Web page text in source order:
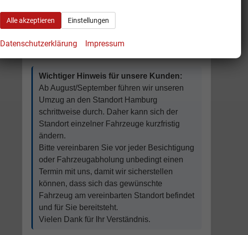
Wichtiger Hinweis für unsere Kunden:
Ab August/September führen wir unseren
Umzug an den Standort Hamburg
schrittweise durch. Daher kann sich der
Standort einzelner Fahrzeuge kurzfristig
ändern.
Bitte vereinbaren Sie vor jeder Besichtigung
oder Fahrzeugabholung unbedingt einen
Termin mit uns, damit wir sicherstellen
können, dass sich das gewünschte
Fahrzeug am vereinbarten Standort befindet
und für Sie bereitsteht.
Vielen Dank für Ihr Verständnis.
Alle akzeptieren Einstellungen
Datenschutzerklärung Impressum